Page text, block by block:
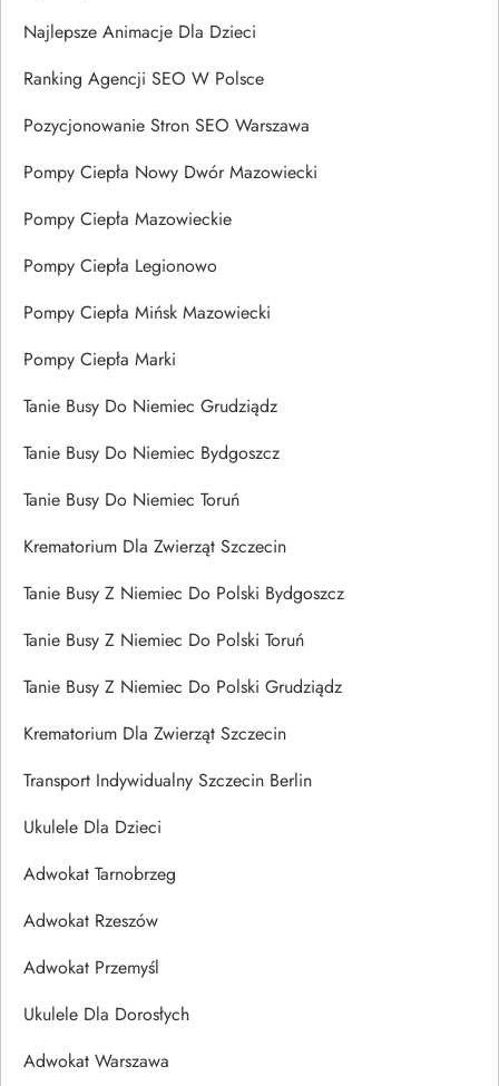
Najlepsze Animacje Dla Dzieci
Ranking Agencji SEO W Polsce
Pozycjonowanie Stron SEO Warszawa
Pompy Ciepła Nowy Dwór Mazowiecki
Pompy Ciepła Mazowieckie
Pompy Ciepła Legionowo
Pompy Ciepła Mińsk Mazowiecki
Pompy Ciepła Marki
Tanie Busy Do Niemiec Grudziądz
Tanie Busy Do Niemiec Bydgoszcz
Tanie Busy Do Niemiec Toruń
Krematorium Dla Zwierząt Szczecin
Tanie Busy Z Niemiec Do Polski Bydgoszcz
Tanie Busy Z Niemiec Do Polski Toruń
Tanie Busy Z Niemiec Do Polski Grudziądz
Krematorium Dla Zwierząt Szczecin
Transport Indywidualny Szczecin Berlin
Ukulele Dla Dzieci
Adwokat Tarnobrzeg
Adwokat Rzeszów
Adwokat Przemyśl
Ukulele Dla Dorosłych
Adwokat Warszawa